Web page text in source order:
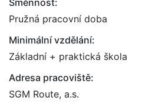
Směnnost:
Pružná pracovní doba
Minimální vzdělání:
Základní + praktická škola
Adresa pracoviště:
SGM Route, a.s.